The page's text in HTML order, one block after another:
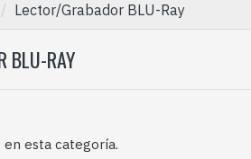
Lector/Grabador BLU-Ray
BLU-RAY
en esta categoría.